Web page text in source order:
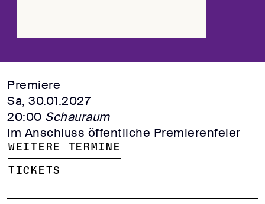
Premiere
Sa, 30.01.2027
20:00 Schauraum
Im Anschluss öffentliche Premierenfeier
Weitere Termine
Tickets